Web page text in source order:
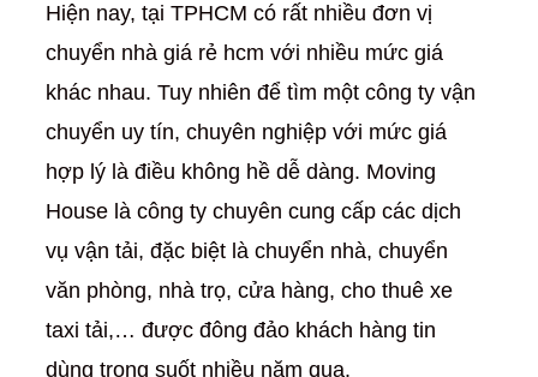
Hiện nay, tại TPHCM có rất nhiều đơn vị
chuyển nhà giá rẻ hcm với nhiều mức giá
khác nhau. Tuy nhiên để tìm một công ty vận
chuyển uy tín, chuyên nghiệp với mức giá
hợp lý là điều không hề dễ dàng. Moving
House là công ty chuyên cung cấp các dịch
vụ vận tải, đặc biệt là chuyển nhà, chuyển
văn phòng, nhà trọ, cửa hàng, cho thuê xe
taxi tải,… được đông đảo khách hàng tin
dùng trong suốt nhiều năm qua.